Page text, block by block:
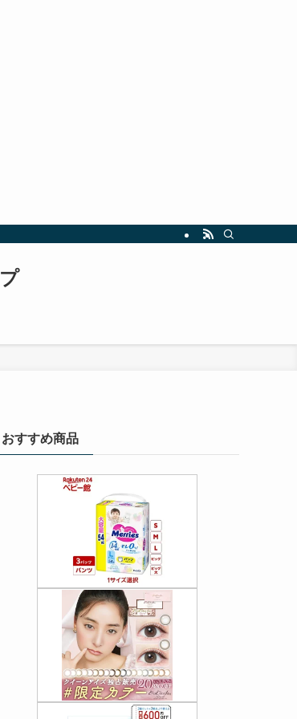
新の試験情報や勉強法も随時更新中！
おすすめ商品